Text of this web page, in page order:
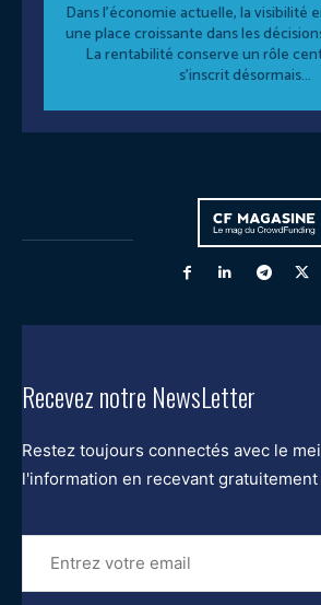
Dans l’économie actuelle, la visibilité
une place croissante dans les
La rentabilité conserve un rôle
s’inscrit désormais...
Recevez notre NewsLetter
Restez toujours connectés avec le
l'information en recevant
Entrez
votre
email